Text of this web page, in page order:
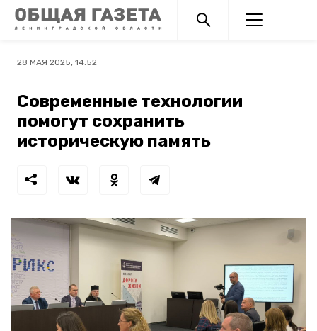
28 МАЯ 2025, 14:52
Современные технологии
помогут сохранить
историческую память